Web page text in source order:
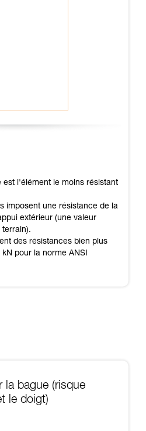
est l'élément le moins résistant
imposent une résistance de la
extérieur (une valeur
des résistances bien plus
pour la norme ANSI
la bague (risque
le doigt)